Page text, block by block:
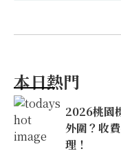
本日熱門
2026桃園
外圍？收
理！